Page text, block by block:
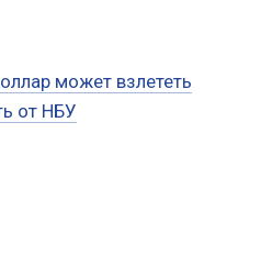
может взлететь
от НБУ